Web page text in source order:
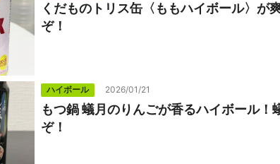
くだものトリス缶〈ももハイボール〉が
ぞ！
ハイボール 2026/01/21
もつ鍋 蟻月のりんごが香るハイボール！
ぞ！